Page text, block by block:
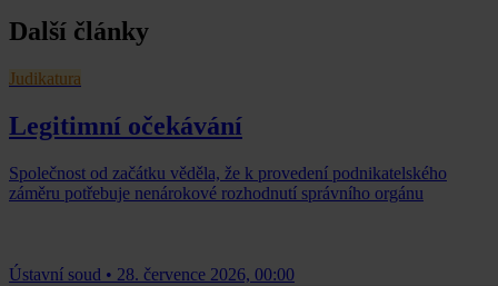
Další články
Judikatura
Legitimní očekávání
Společnost od začátku věděla, že k provedení podnikatelského
záměru potřebuje nenárokové rozhodnutí správního orgánu
Ústavní soud • 28. července 2026, 00:00